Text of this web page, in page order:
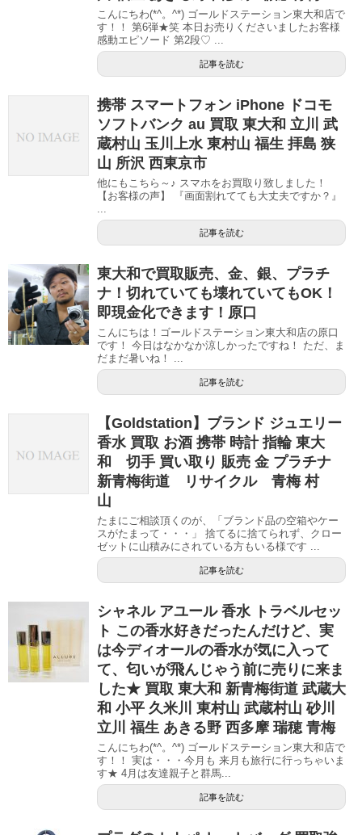
こんにちわ(*^。^*) ゴールドステーション東大和店で
す！！ 第6弾★笑 本日お売りくださいましたお客様
感動エピソード 第2段♡ ...
記事を読む
携帯 スマートフォン iPhone ドコモ
ソフトバンク au 買取 東大和 立川 武
蔵村山 玉川上水 東村山 福生 拝島 狭
山 所沢 西東京市
他にもこちら～♪ スマホをお買取り致しました！
【お客様の声】 『画面割れてても大丈夫ですか？』
記事を読む
東大和で買取販売、金、銀、プラチ
ナ！切れていても壊れていてもOK！
即現金化できます！原口
こんにちは！ゴールドステーション東大和店の原口
です！ 今日はなかなか涼しかったですね！ ただ、ま
だまだ暑いね！ ...
記事を読む
【Goldstation】ブランド ジュエリー
香水 買取 お酒 携帯 時計 指輪 東大
和 切手 買い取り 販売 金 プラチナ
新青梅街道 リサイクル 青梅 村
山
たまにご相談頂くのが、「ブランド品の空箱やケー
スがたまって・・・」 捨てるに捨てられず、クロー
ゼットに山積みにされている方もいる様です ...
記事を読む
シャネル アユール 香水 トラベルセッ
ト この香水好きだったんだけど、実
は今ディオールの香水が気に入って
て、匂いが飛んじゃう前に売りに来ま
した★ 買取 東大和 新青梅街道 武蔵大
和 小平 久米川 東村山 武蔵村山 砂川
立川 福生 あきる野 西多摩 瑞穂 青梅
こんにちわ(*^。^*) ゴールドステーション東大和店で
す！！ 実は・・・今月も 来月も旅行に行っちゃいま
す★ 4月は友達親子と群馬...
記事を読む